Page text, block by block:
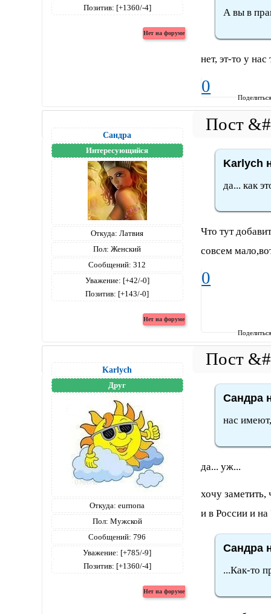
Позитив: [+1360/-4] А вы в
нет, эт-то у нас
0
Сандра
Интересующийся
Откуда: Латвия
Пол: Женский
Сообщений: 312
Уважение: [+42/-0]
Позитив: [+143/-0]
Karlych
да... как
Что тут
совсем
0
Karlych
Друг
Откуда: eurпопа
Пол: Мужской
Сообщений: 796
Уважение: [+785/-9]
Позитив: [+1360/-4]
Сандра
нас
да... уж...
хочу
и в России и
Сандра
...Как-то